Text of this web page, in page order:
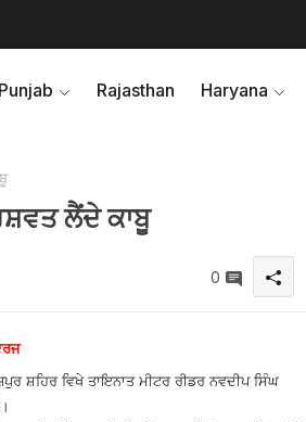
Punjab Rajasthan Haryana
ਲੈਂਦੇ ਕਾਬੂ
0
ਸ਼ਹਿਰ ਵਿਖੇ ਤਾਇਨਾਤ ਮੀਟਰ ਰੀਡਰ ਨਵਦੀਪ ਸਿੰਘ